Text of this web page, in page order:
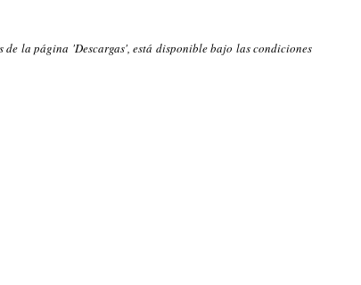
la página 'Descargas', está disponible bajo las condiciones